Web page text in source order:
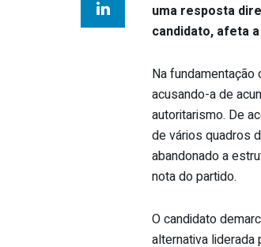
uma resposta
candidato, afeta
Na fundamentação
acusando-a de
autoritarismo. De
de vários quadros
abandonado a
nota do partido.
O candidato
alternativa